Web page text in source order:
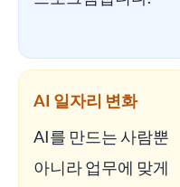
AI 일자리 변화
AI를 만드는 사람뿐
아니라 업무에 맞게